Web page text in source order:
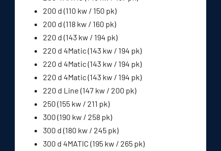
200 d (110 kw / 150 pk)
200 d (118 kw / 160 pk)
220 d (143 kw / 194 pk)
220 d 4Matic (143 kw / 194 pk)
220 d 4Matic (143 kw / 194 pk)
220 d 4Matic (143 kw / 194 pk)
220 d Line (147 kw / 200 pk)
250 (155 kw / 211 pk)
300 (190 kw / 258 pk)
300 d (180 kw / 245 pk)
300 d 4MATIC (195 kw / 265 pk)